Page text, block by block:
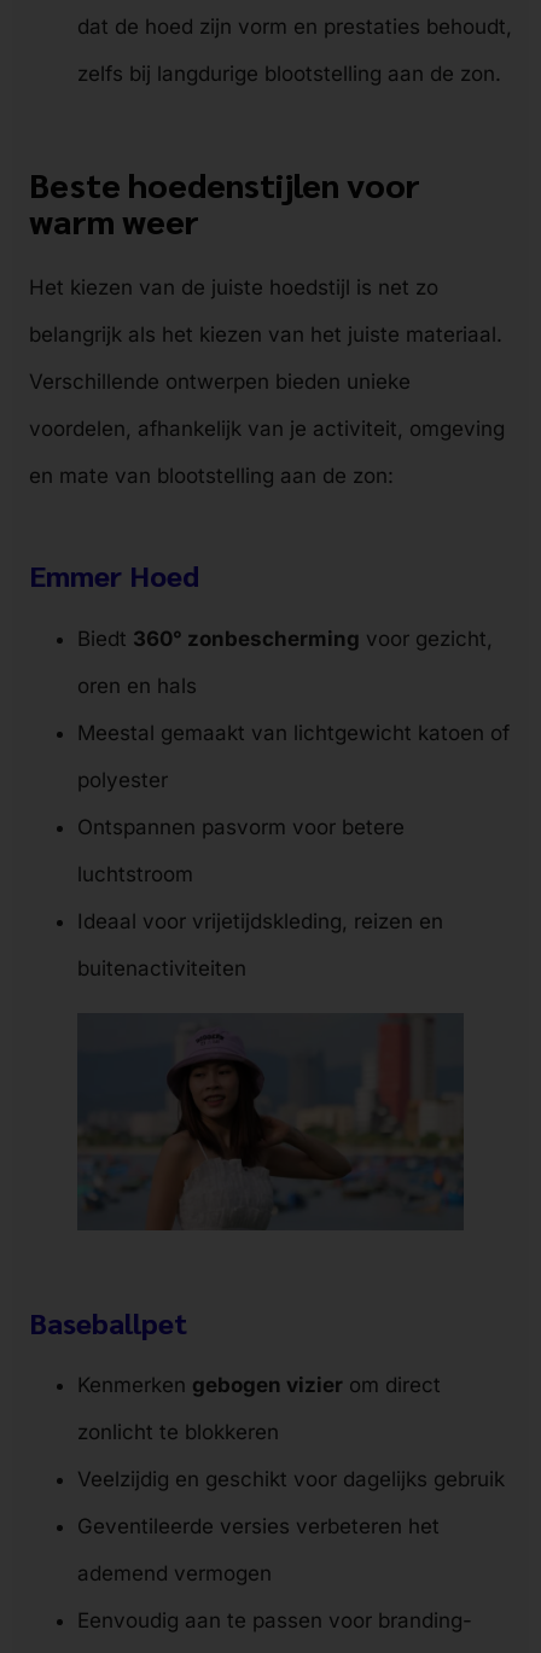
dat de hoed zijn vorm en prestaties behoudt,
zelfs bij langdurige blootstelling aan de zon.
Beste hoedenstijlen voor
warm weer
Het kiezen van de juiste hoedstijl is net zo
belangrijk als het kiezen van het juiste materiaal.
Verschillende ontwerpen bieden unieke
voordelen, afhankelijk van je activiteit, omgeving
en mate van blootstelling aan de zon:
Emmer Hoed
Biedt 360° zonbescherming voor gezicht,
oren en hals
Meestal gemaakt van lichtgewicht katoen of
polyester
Ontspannen pasvorm voor betere
luchtstroom
Ideaal voor vrijetijdskleding, reizen en
buitenactiviteiten
Baseballpet
Kenmerken gebogen vizier om direct
zonlicht te blokkeren
Veelzijdig en geschikt voor dagelijks gebruik
Geventileerde versies verbeteren het
ademend vermogen
Eenvoudig aan te passen voor branding-